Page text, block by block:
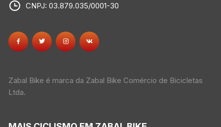
CNPJ: 03.879.035/0001-30
Zabal Bike é marca da Zabal Bike Comércio de Bicicletas
Ltda.